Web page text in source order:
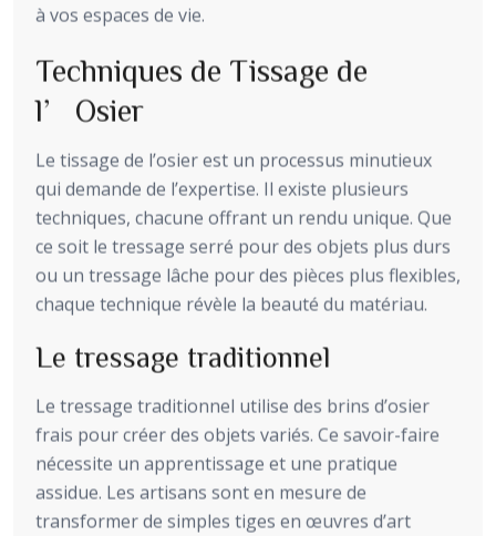
à vos espaces de vie.
Techniques de Tissage de
l’Osier
Le tissage de l’osier est un processus minutieux
qui demande de l’expertise. Il existe plusieurs
techniques, chacune offrant un rendu unique. Que
ce soit le tressage serré pour des objets plus durs
ou un tressage lâche pour des pièces plus flexibles,
chaque technique révèle la beauté du matériau.
Le tressage traditionnel
Le tressage traditionnel utilise des brins d’osier
frais pour créer des objets variés. Ce savoir-faire
nécessite un apprentissage et une pratique
assidue. Les artisans sont en mesure de
transformer de simples tiges en œuvres d’art